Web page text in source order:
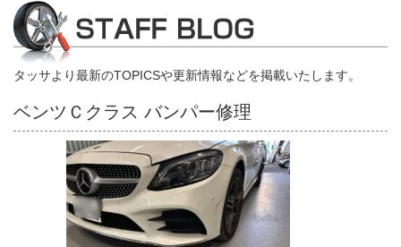
タッサより最新のTOPICSや更新情報などを掲載いたします。
ベンツＣクラス バンパー修理